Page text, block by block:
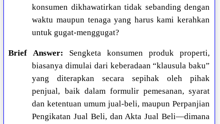
konsumen dikhawatirkan tidak sebanding dengan
waktu maupun tenaga yang harus kami kerahkan
untuk gugat-menggugat?
Brief Answer: Sengketa konsumen produk properti,
biasanya dimulai dari keberadaan “klausula baku”
yang diterapkan secara sepihak oleh pihak
penjual, baik dalam formulir pemesanan, syarat
dan ketentuan umum jual-beli, maupun Perpanjian
Pengikatan Jual Beli, dan Akta Jual Beli—dimana